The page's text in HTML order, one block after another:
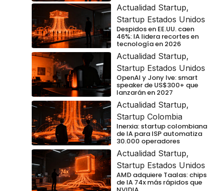
Actualidad Startup,
Startup Estados Unidos
Despidos en EE.UU. caen
46%: IA lidera recortes en
tecnología en 2026
Actualidad Startup,
Startup Estados Unidos
OpenAI y Jony Ive: smart
speaker de US$300+ que
lanzarán en 2027
Actualidad Startup,
Startup Colombia
Inerxia: startup colombiana
de IA para ISP automatiza
30.000 operadores
Actualidad Startup,
Startup Estados Unidos
AMD adquiere Taalas: chips
de IA 74x más rápidos que